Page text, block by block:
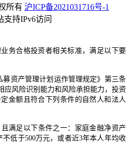
所有 沪ICP备2021031716号-1
支持IPv6访问
务合格投资者相关标准，满足以下要
募资产管理计划运作管理规定》第三条
应风险识别能力和风险承担能力，投资
金额且符合下列条件的自然人和法人
且满足以下条件之一：家庭金融净资产
低于500万元，或者近3年本人年均收